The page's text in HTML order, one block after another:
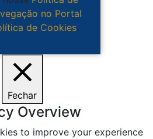
no Portal
de Cookies.
Fechar
Overview
to improve your experience